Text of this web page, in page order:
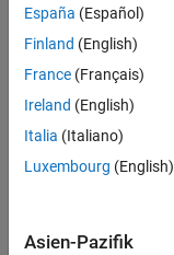
die
Suchkriterien
weiter
fassen
oder
alle
Stellenangebote
anzeigen .
noch
España (Español)
Finland (English)
France (Français)
Ireland (English)
Italia (Italiano)
Luxembourg (English)
Asien-Pazifik